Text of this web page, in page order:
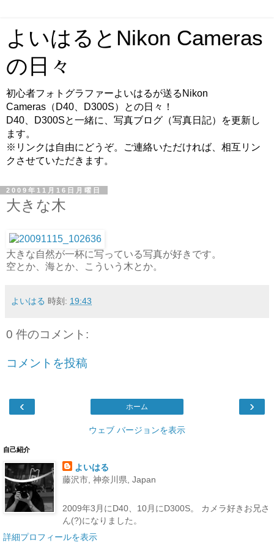
よいはるとNikon Cameras
の日々
初心者フォトグラファーよいはるが送るNikon
Cameras（D40、D300S）との日々！
D40、D300Sと一緒に、写真ブログ（写真日記）を更新し
ます。
※リンクは自由にどうぞ。ご連絡いただければ、相互リン
クさせていただきます。
2009年11月16日月曜日
大きな木
大きな自然が一杯に写っている写真が好きです。
空とか、海とか、こういう木とか。
よいはる 時刻: 19:43
0 件のコメント:
コメントを投稿
‹ ›
ホーム
ウェブ バージョンを表示
自己紹介
よいはる
藤沢市, 神奈川県, Japan
2009年3月にD40、10月にD300S。 カメラ好きお兄さ
ん(?)になりました。
詳細プロフィールを表示